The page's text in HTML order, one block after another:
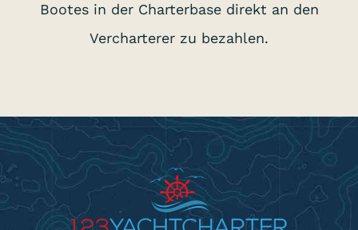
Bootes in der Charterbase direkt an den
Vercharterer zu bezahlen.